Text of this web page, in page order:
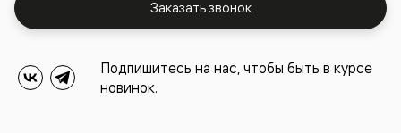
Заказать звонок
Подпишитесь на нас, чтобы быть в курсе
новинок.